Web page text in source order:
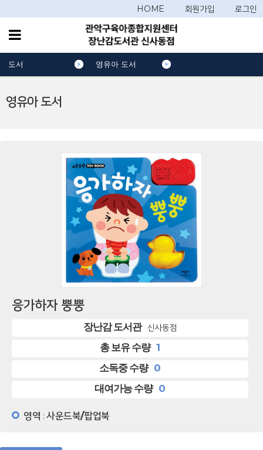
HOME 회원가입 로그인
영유아 도서
도서 영유아 도서
응가하자 뿡뿡
장난감 도서관 신사동점
총 보유 수량 1
소독중 수량 0
대여가능 수량 0
영역 :사운드북/팝업북